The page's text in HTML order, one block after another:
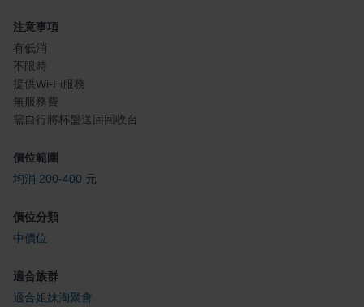
注意事項
有低消
不限時
提供Wi-Fi服務
無服務費
需自行將杯盤送回回收台
價位範圍
均消 200-400 元
價位分類
中價位
適合族群
適合姐妹淘聚會